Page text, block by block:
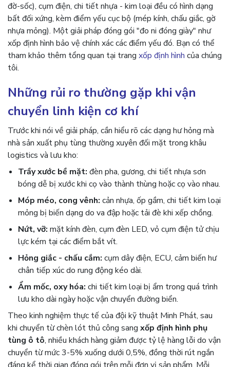
đờ-sốc), cụm điện, chi tiết nhựa - kim loại đều có hình dạng
bất đối xứng, kèm điểm yếu cục bộ (mép kính, chấu giắc, gờ
nhựa mỏng). Một giải pháp đóng gói "đo ni đóng giày" như
xốp định hình bảo vệ chính xác các điểm yếu đó. Bạn có thể
tham khảo thêm tổng quan tại trang xốp định hình của chúng
tôi.
Những rủi ro thường gặp khi vận
chuyển linh kiện cơ khí
Trước khi nói về giải pháp, cần hiểu rõ các dạng hư hỏng mà
nhà sản xuất phụ tùng thường xuyên đối mặt trong khâu
logistics và lưu kho:
Trầy xước bề mặt: đèn pha, gương, chi tiết nhựa sơn
bóng dễ bị xước khi cọ vào thành thùng hoặc cọ vào nhau.
Móp méo, cong vênh: cản nhựa, ốp gầm, chi tiết kim loại
mỏng bị biến dạng do va đập hoặc tải đè khi xếp chồng.
Nứt, vỡ: mặt kính đèn, cụm đèn LED, vỏ cụm điện tử chịu
lực kém tại các điểm bắt vít.
Hỏng giắc - chấu cắm: cụm dây điện, ECU, cảm biến hư
chân tiếp xúc do rung động kéo dài.
Ẩm mốc, oxy hóa: chi tiết kim loại bị ẩm trong quá trình
lưu kho dài ngày hoặc vận chuyển đường biển.
Theo kinh nghiệm thực tế của đội kỹ thuật Minh Phát, sau
khi chuyển từ chèn lót thủ công sang xốp định hình phụ
tùng ô tô, nhiều khách hàng giảm được tỷ lệ hàng lỗi do vận
chuyển từ mức 3-5% xuống dưới 0,5%, đồng thời rút ngắn